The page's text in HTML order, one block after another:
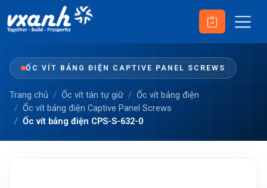
ỐC VÍT BẢNG ĐIỆN CAPTIVE PANEL SCREWS
Trang chủ Ốc vít tán tự giữ
Ốc vít bảng điện
Ốc vít bảng điện Captive Panel Screws
Ốc vít bảng điện CPS-S-632-0